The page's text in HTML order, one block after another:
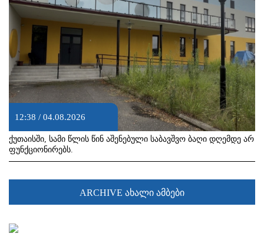
12:38 / 04.08.2026
ქუთაისში, სამი წლის წინ აშენებული საბავშვო ბაღი დღემდე არ
ფუნქციონირებს.
ARCHIVE ახალი ამბები